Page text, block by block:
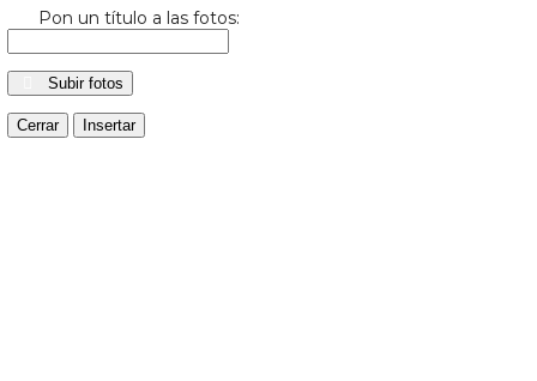
Pon un título a las fotos:
Subir fotos
Cerrar Insertar